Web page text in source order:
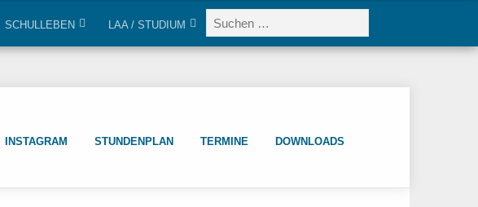
SCHULLEBEN LAA / STUDIUM
INSTAGRAM STUNDENPLAN TERMINE DOWNLOADS